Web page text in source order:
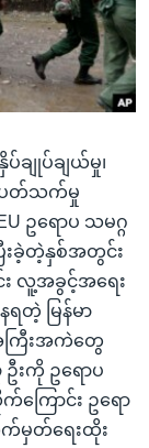
ချုပ်ချယ်မှု၊
ပတ်သက်မှု
ဥရောပ သမဂ္ဂ
ခဲ့တဲ့နှစ်အတွင်း
း လူ့အခွင့်အရေး
တဲ့ မြန်မာ
ကြီးအကဲတွေ
းကို ဥရောပ
ြောင်း ဥရော
က်မှတ်ရေးထိုး